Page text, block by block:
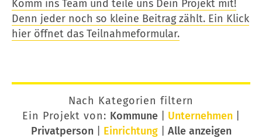
Komm ins Team und teile uns Dein Projekt mit!
Denn jeder noch so kleine Beitrag zählt. Ein Klick
hier öffnet das Teilnahmeformular.
Nach Kategorien filtern
Ein Projekt von: Kommune| Unternehmen|
Privatperson| Einrichtung| Alle anzeigen